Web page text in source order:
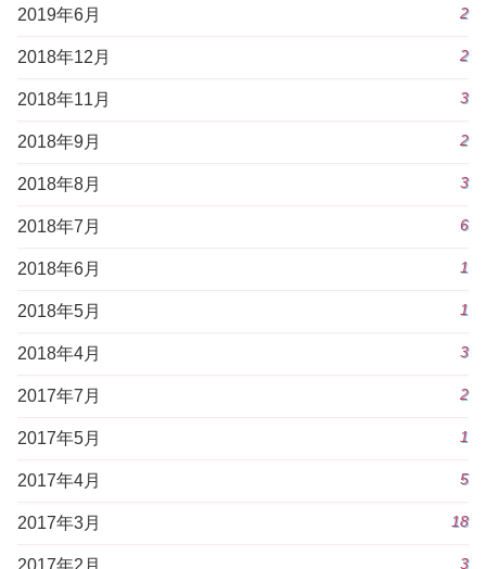
2019年6月 2
2018年12月 2
2018年11月 3
2018年9月 2
2018年8月 3
2018年7月 6
2018年6月 1
2018年5月 1
2018年4月 3
2017年7月 2
2017年5月 1
2017年4月 5
2017年3月 18
2017年2月 3